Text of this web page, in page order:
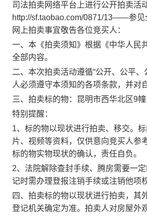
司法拍卖网络平台上进行公开拍卖活
http://sf.taobao.com/0871/13——参见
网上拍卖事宜敬告各位竞买人：
一、本《拍卖须知》根据《中华人民
全部内容。
二、本次拍卖活动遵循“公开、公平
人必须遵守本须知的各项条款，并对
三、拍卖标的物：
昆明市西华北区9
特别提醒 ：
1、 标的物以现状进行拍卖、移交。
片、视频等资料，仅供意向竞买人参
标的物实物现状的确认，责任自负。
2、法院解除查封手续、腾房需要一
记时需办理登报注销手续或注销他项
四、拍卖标的物以现状进行拍卖，其
登记机关确定为准。 拍卖人对房屋外